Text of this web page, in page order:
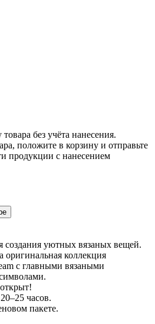
без учёта нанесения.
положите в корзину и отправьте
продукции с нанесением
создания уютных вязаных вещей.
коллекция
с главными вязаными
часов.
пакете.